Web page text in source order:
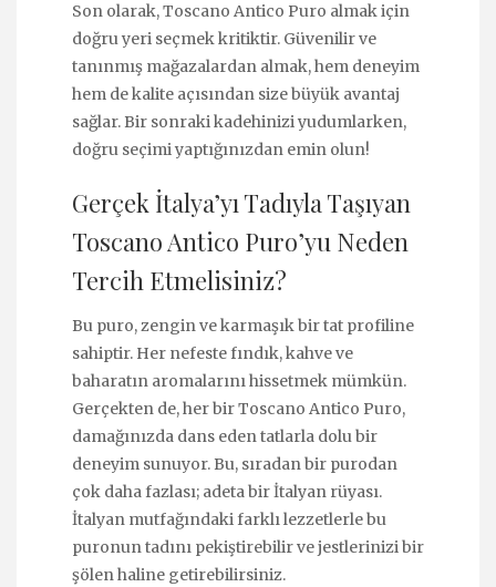
Son olarak, Toscano Antico Puro almak için
doğru yeri seçmek kritiktir. Güvenilir ve
tanınmış mağazalardan almak, hem deneyim
hem de kalite açısından size büyük avantaj
sağlar. Bir sonraki kadehinizi yudumlarken,
doğru seçimi yaptığınızdan emin olun!
Gerçek İtalya’yı Tadıyla Taşıyan
Toscano Antico Puro’yu Neden
Tercih Etmelisiniz?
Bu puro, zengin ve karmaşık bir tat profiline
sahiptir. Her nefeste fındık, kahve ve
baharatın aromalarını hissetmek mümkün.
Gerçekten de, her bir Toscano Antico Puro,
damağınızda dans eden tatlarla dolu bir
deneyim sunuyor. Bu, sıradan bir purodan
çok daha fazlası; adeta bir İtalyan rüyası.
İtalyan mutfağındaki farklı lezzetlerle bu
puronun tadını pekiştirebilir ve jestlerinizi bir
şölen haline getirebilirsiniz.